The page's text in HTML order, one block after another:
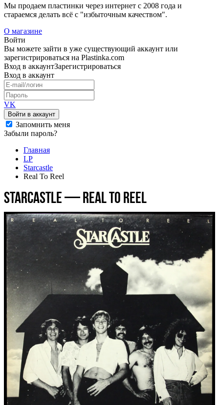
Мы продаем пластинки через интернет c 2008 года и
стараемся делать всё с "избыточным качеством".
О магазине
Войти
Вы можете зайти в уже существующий аккаунт или
зарегистрироваться на Plastinka.com
Вход в аккаунтЗарегистрироваться
Вход в аккаунт
VK
Войти в аккаунт
Запомнить меня
Забыли пароль?
Главная
LP
Starcastle
Real To Reel
Starcastle — Real To Reel